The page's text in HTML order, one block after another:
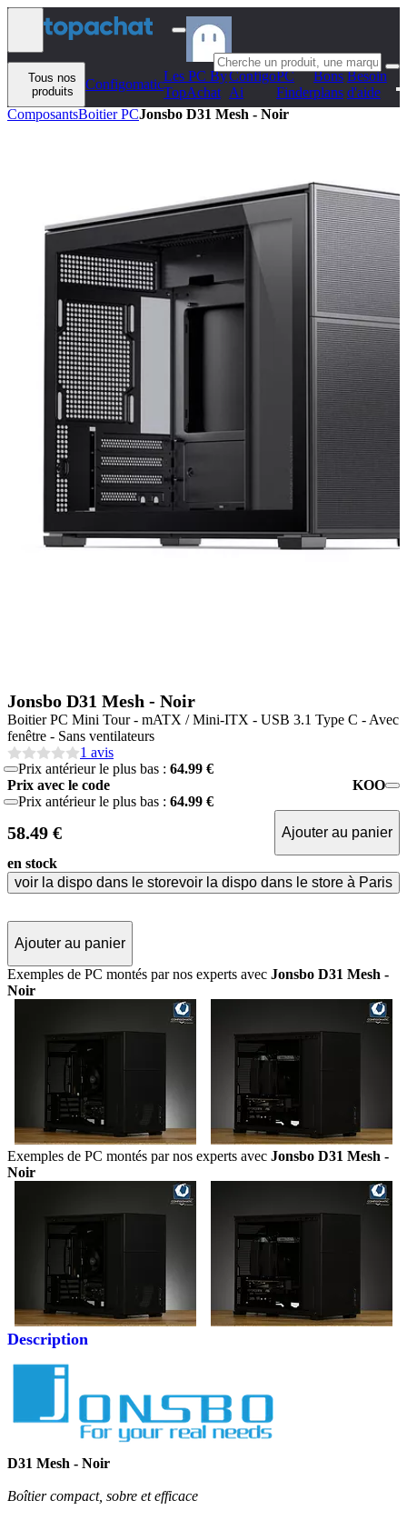
Aller au contenu
Tous nos
produits
Configomatic
Les PC By
TopAchat
Configo
Ai
PC
Finder
Bons
plans
Besoin
d'aide
ComposantsBoitier PCJonsbo D31 Mesh - Noir
Jonsbo D31 Mesh - Noir
Boitier PC Mini Tour - mATX / Mini-ITX - USB 3.1 Type C - Avec
fenêtre - Sans ventilateurs
1 avis
Prix antérieur le plus bas : 64.99 €
Prix avec le code
KOO
Prix antérieur le plus bas : 64.99 €
58.49 €
Ajouter au panier
en stock
voir la dispo dans le storevoir la dispo dans le store à Paris
Ajouter au panier
Exemples de PC montés par nos experts avec Jonsbo D31 Mesh -
Noir
Exemples de PC montés par nos experts avec Jonsbo D31 Mesh -
Noir
Description
D31 Mesh - Noir
Boîtier compact, sobre et efficace